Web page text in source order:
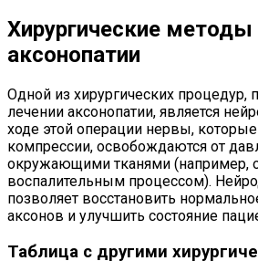
Хирургические методы
аксонопатии
Одной из хирургических
лечении аксонопатии, является
ходе этой операции нервы,
компрессии, освобождаются от
окружающими тканями (например,
воспалительным процессом).
позволяет восстановить
аксонов и улучшить состояние
Таблица с другими